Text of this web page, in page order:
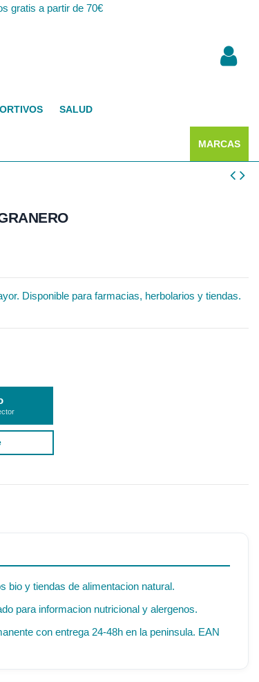
gratis a partir de 70€
SALUD
MARCAS
Disponible para farmacias, herbolarios y tiendas.
bio y tiendas de alimentacion natural.
para informacion nutricional y alergenos.
con entrega 24-48h en la peninsula. EAN